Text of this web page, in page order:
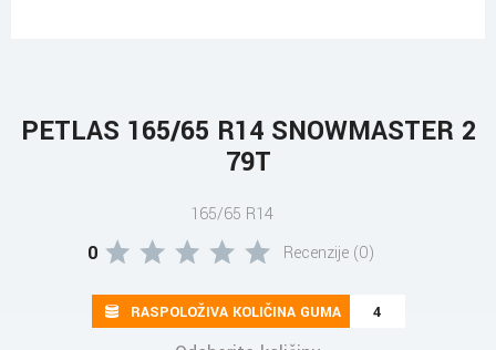
PETLAS 165/65 R14 SNOWMASTER 2
79T
165/65 R14
0 Recenzije (0)
RASPOLOŽIVA KOLIČINA GUMA 4